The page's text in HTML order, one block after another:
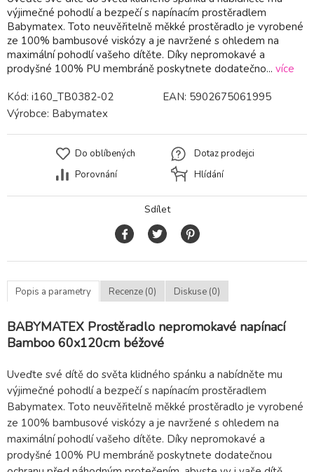
výjimečné pohodlí a bezpečí s napínacím prostěradlem
Babymatex. Toto neuvěřitelně měkké prostěradlo je vyrobené
ze 100% bambusové viskózy a je navržené s ohledem na
maximální pohodlí vašeho dítěte. Díky nepromokavé a
prodyšné 100% PU membráně poskytnete dodatečno... více
Kód: i160_TB0382-02 EAN: 5902675061995
Výrobce: Babymatex
Do oblíbených
Porovnání
Dotaz prodejci
Hlídání
Sdílet
Popis a parametry Recenze (0) Diskuse (0)
BABYMATEX Prostěradlo nepromokavé napínací
Bamboo 60x120cm béžové
Uveďte své dítě do světa klidného spánku a nabídněte mu
výjimečné pohodlí a bezpečí s napínacím prostěradlem
Babymatex. Toto neuvěřitelně měkké prostěradlo je vyrobené
ze 100% bambusové viskózy a je navržené s ohledem na
maximální pohodlí vašeho dítěte. Díky nepromokavé a
prodyšné 100% PU membráně poskytnete dodatečnou